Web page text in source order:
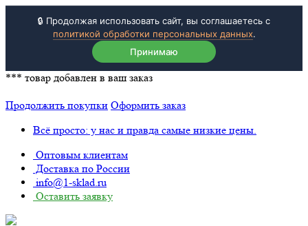
🔒 Продолжая использовать сайт, вы соглашаетесь с
политикой обработки персональных данных.
Принимаю
*** товар добавлен в ваш заказ
Продолжить покупки Оформить заказ
Всё просто: у нас и правда самые низкие цены.
Оптовым клиентам
Доставка по России
info@1-sklad.ru
Оставить заявку